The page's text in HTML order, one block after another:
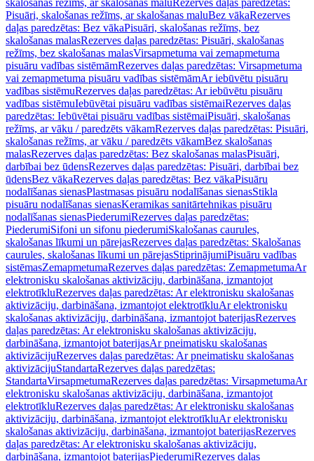
skalošanas režīms, ar skalošanas maluRezerves daļas paredzētas:
Pisuāri, skalošanas režīms, ar skalošanas maluBez vākaRezerves
daļas paredzētas: Bez vākaPisuāri, skalošanas režīms, bez
skalošanas malasRezerves daļas paredzētas: Pisuāri, skalošanas
režīms, bez skalošanas malasVirsapmetuma vai zemapmetuma
pisuāru vadības sistēmāmRezerves daļas paredzētas: Virsapmetuma
vai zemapmetuma pisuāru vadības sistēmāmAr iebūvētu pisuāru
vadības sistēmuRezerves daļas paredzētas: Ar iebūvētu pisuāru
vadības sistēmuIebūvētai pisuāru vadības sistēmaiRezerves daļas
paredzētas: Iebūvētai pisuāru vadības sistēmaiPisuāri, skalošanas
režīms, ar vāku / paredzēts vākamRezerves daļas paredzētas: Pisuāri,
skalošanas režīms, ar vāku / paredzēts vākamBez skalošanas
malasRezerves daļas paredzētas: Bez skalošanas malasPisuāri,
darbībai bez ūdensRezerves daļas paredzētas: Pisuāri, darbībai bez
ūdensBez vākaRezerves daļas paredzētas: Bez vākaPisuāru
nodalīšanas sienasPlastmasas pisuāru nodalīšanas sienasStikla
pisuāru nodalīšanas sienasKeramikas sanitārtehnikas pisuāru
nodalīšanas sienasPiederumiRezerves daļas paredzētas:
PiederumiSifoni un sifonu piederumiSkalošanas caurules,
skalošanas līkumi un pārejasRezerves daļas paredzētas: Skalošanas
caurules, skalošanas līkumi un pārejasStiprinājumiPisuāru vadības
sistēmasZemapmetumaRezerves daļas paredzētas: ZemapmetumaAr
elektronisku skalošanas aktivizāciju, darbināšana, izmantojot
elektrotīkluRezerves daļas paredzētas: Ar elektronisku skalošanas
aktivizāciju, darbināšana, izmantojot elektrotīkluAr elektronisku
skalošanas aktivizāciju, darbināšana, izmantojot baterijasRezerves
daļas paredzētas: Ar elektronisku skalošanas aktivizāciju,
darbināšana, izmantojot baterijasAr pneimatisku skalošanas
aktivizācijuRezerves daļas paredzētas: Ar pneimatisku skalošanas
aktivizācijuStandartaRezerves daļas paredzētas:
StandartaVirsapmetumaRezerves daļas paredzētas: VirsapmetumaAr
elektronisku skalošanas aktivizāciju, darbināšana, izmantojot
elektrotīkluRezerves daļas paredzētas: Ar elektronisku skalošanas
aktivizāciju, darbināšana, izmantojot elektrotīkluAr elektronisku
skalošanas aktivizāciju, darbināšana, izmantojot baterijasRezerves
daļas paredzētas: Ar elektronisku skalošanas aktivizāciju,
darbināšana, izmantojot baterijasPiederumiRezerves daļas